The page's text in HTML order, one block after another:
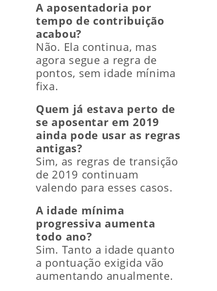
A aposentadoria por
tempo de contribuição
acabou?
Não. Ela continua, mas
agora segue a regra de
pontos, sem idade mínima
fixa.
Quem já estava perto de
se aposentar em 2019
ainda pode usar as regras
antigas?
Sim, as regras de transição
de 2019 continuam
valendo para esses casos.
A idade mínima
progressiva aumenta
todo ano?
Sim. Tanto a idade quanto
a pontuação exigida vão
aumentando anualmente.